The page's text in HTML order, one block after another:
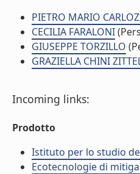
PIETRO MARIO
CECILIA FARALONI
GIUSEPPE TORZILLO
GRAZIELLA CHINI
Incoming links:
Prodotto
Istituto per lo studio
Ecotecnologie di